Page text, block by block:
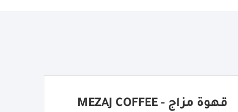
قهوة مزاج - MEZAJ COFFEE